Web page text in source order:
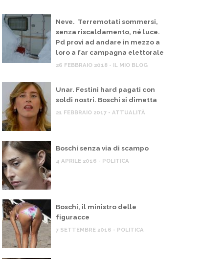
ATTUALITÀ,POLITICA
Record povertà, ma il governo pensa a
finanziare le guerre
17 GIUGNO 2026
Neve. Terremotati sommersi,
senza riscaldamento, né luce.
Pd provi ad andare in mezzo a
loro a far campagna elettorale
26 FEBBRAIO 2018 - IL MIO BLOG
Unar. Festini hard pagati con
soldi nostri. Boschi si dimetta
21 FEBBRAIO 2017 - ATTUALITÀ
Boschi senza via di scampo
4 APRILE 2016 - POLITICA
Boschi, il ministro delle
figuracce
7 SETTEMBRE 2016 - POLITICA